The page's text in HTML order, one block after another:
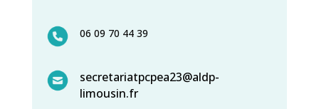
06 09 70 44 39
secretariatpcpea23@aldp-
limousin.fr